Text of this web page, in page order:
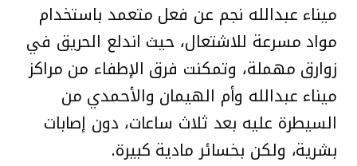
ميناء عبدالله نجم عن فعل متعمد باستخدام
مواد مسرعة للاشتعال، حيث اندلع الحريق في
زوارق مهملة، وتمكنت فرق الإطفاء من مراكز
ميناء عبدالله وأم الهيمان والأحمدي من
السيطرة عليه بعد ثلاث ساعات، دون إصابات
بشرية، ولكن بخسائر مادية كبيرة.